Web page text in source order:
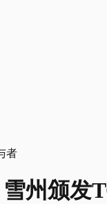
州颁发